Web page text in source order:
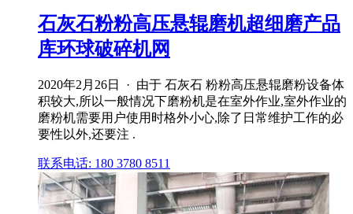
石灰石粉粉高压悬辊磨机超细磨产品
库环球破碎机网
2020年2月26日 · 由于 石灰石 粉粉高压悬辊磨粉设备体
积较大,所以一般情况下磨粉机是在室外作业,室外作业的
磨粉机需要用户使用时格外小心,除了日常维护工作的必
要性以外,还要注 .
联系电话: 180 3780 8511